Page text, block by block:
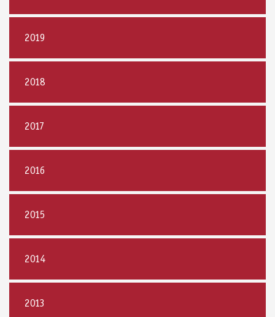
2019
2018
2017
2016
2015
2014
2013